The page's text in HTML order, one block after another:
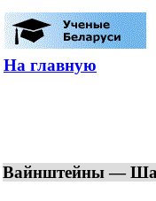
На главную
Вайнштейны —